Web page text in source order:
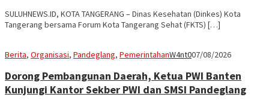
SULUHNEWS.ID, KOTA TANGERANG – Dinas Kesehatan (Dinkes) Kota
Tangerang bersama Forum Kota Tangerang Sehat (FKTS) […]
Berita, Organisasi, Pandeglang, PemerintahanW4nt007/08/2026
Dorong Pembangunan Daerah, Ketua PWI Banten
Kunjungi Kantor Sekber PWI dan SMSI Pandeglang